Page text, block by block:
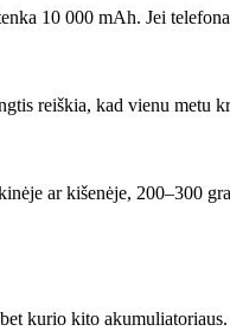
10 000 mAh. Jei
reiškia, kad vienu metu
ar kišenėje, 200–300
kurio kito